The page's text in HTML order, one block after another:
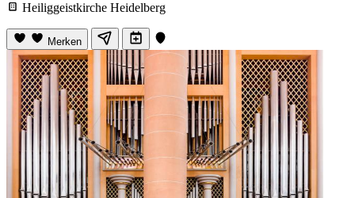
Heiliggeistkirche Heidelberg
Merken